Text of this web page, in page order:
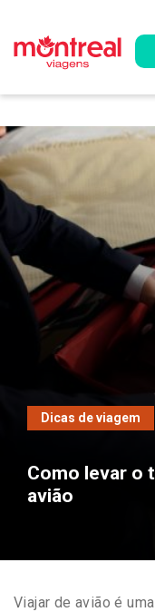
Dicas de viagem
Como levar o
avião
Viajar de avião é